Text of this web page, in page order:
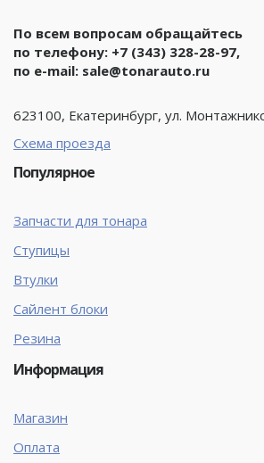
По всем вопросам обращайтесь
по телефону: +7 (343) 328-28-97,
по e-mail: sale@tonarauto.ru
623100, Екатеринбург, ул.
Схема проезда
Популярное
Запчасти для тонара
Ступицы
Втулки
Сайлент блоки
Резина
Информация
Магазин
Оплата